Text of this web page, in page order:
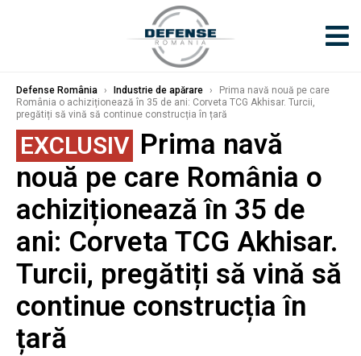
Defense România › Industrie de apărare ›
Prima navă nouă pe care
România o achiziționează în 35 de ani: Corveta TCG Akhisar. Turcii,
pregătiți să vină să continue construcția în țară
EXCLUSIV Prima navă
nouă pe care România o
achiziționează în 35 de
ani: Corveta TCG Akhisar.
Turcii, pregătiți să vină să
continue construcția în
țară